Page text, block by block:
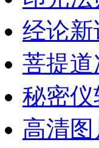
经论新
菩提道
秘密仪
高清图